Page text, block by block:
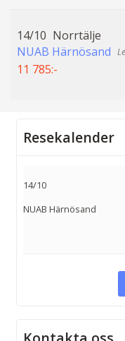
14/10 Norrtälje
NUAB Härnösand
11 785:-
Resekalender
14/10
NUAB Härnösand